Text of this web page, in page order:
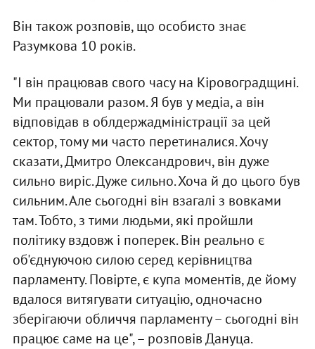
Він також розповів, що особисто знає
Разумкова 10 років.
"І він працював свого часу на Кіровоградщині.
Ми працювали разом. Я був у медіа, а він
відповідав в облдержадміністрації за цей
сектор, тому ми часто перетиналися. Хочу
сказати, Дмитро Олександрович, він дуже
сильно виріс. Дуже сильно. Хоча й до цього був
сильним. Але сьогодні він взагалі з вовками
там. Тобто, з тими людьми, які пройшли
політику вздовж і поперек. Він реально є
об'єднуючою силою серед керівництва
парламенту. Повірте, є купа моментів, де йому
вдалося витягувати ситуацію, одночасно
зберігаючи обличчя парламенту – сьогодні він
працює саме на це", – розповів Дануца.